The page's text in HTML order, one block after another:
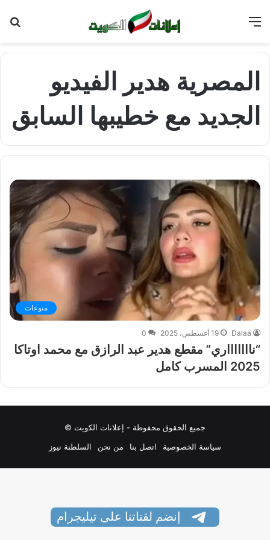
المصرية هدير الفيديو
الجديد مع خطيبها السابق
منوعات
Dalaa 19 أغسطس، 2025 0
“ناااااااري” مقطع هدير عبد الرازق مع محمد اوتاكا
2025 المسرب كامل
جميع الحقوق محفوظة - إعلانات الكويت ©
سياسة الخصوصية
اتصل بنا من نحن السلطنة نيوز
إنضم لقناتنا على تيليجرام